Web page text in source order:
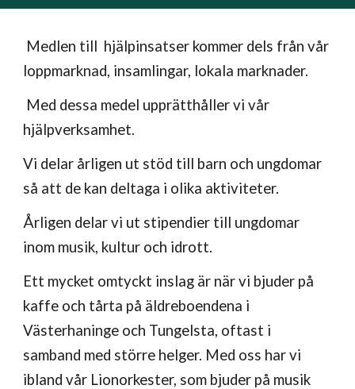
Medlen till hjälpinsatser kommer dels från vår
loppmarknad, insamlingar, lokala marknader.
Med dessa medel upprätthåller vi vår
hjälpverksamhet.
Vi delar årligen ut stöd till barn och ungdomar
så att de kan deltaga i olika aktiviteter.
Årligen delar vi ut stipendier till ungdomar
inom musik, kultur och idrott.
Ett mycket omtyckt inslag är när vi bjuder på
kaffe och tårta på äldreboendena i
Västerhaninge och Tungelsta, oftast i
samband med större helger. Med oss har vi
ibland vår Lionorkester, som bjuder på musik